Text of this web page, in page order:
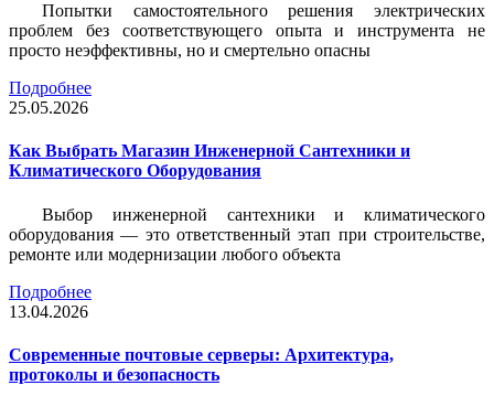
Попытки самостоятельного решения электрических
проблем без соответствующего опыта и инструмента не
просто неэффективны, но и смертельно опасны
Подробнее
25.05.2026
Как Выбрать Магазин Инженерной Сантехники и
Климатического Оборудования
Выбор инженерной сантехники и климатического
оборудования — это ответственный этап при строительстве,
ремонте или модернизации любого объекта
Подробнее
13.04.2026
Современные почтовые серверы: Архитектура,
протоколы и безопасность